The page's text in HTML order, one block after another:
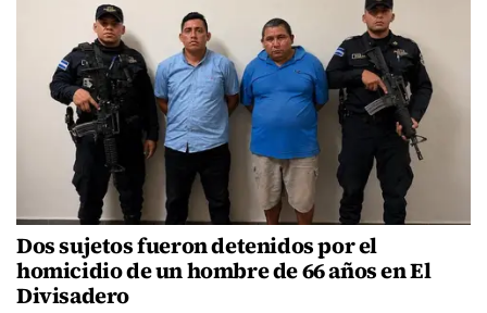
Dos sujetos fueron detenidos por el
homicidio de un hombre de 66 años en El
Divisadero